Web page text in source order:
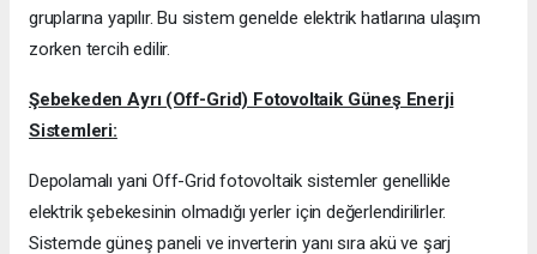
gruplarına yapılır. Bu sistem genelde elektrik hatlarına ulaşım
zorken tercih edilir.
Şebekeden Ayrı (Off-Grid) Fotovoltaik Güneş Enerji
Sistemleri:
Depolamalı yani Off-Grid fotovoltaik sistemler genellikle
elektrik şebekesinin olmadığı yerler için değerlendirilirler.
Sistemde güneş paneli ve inverterin yanı sıra akü ve şarj